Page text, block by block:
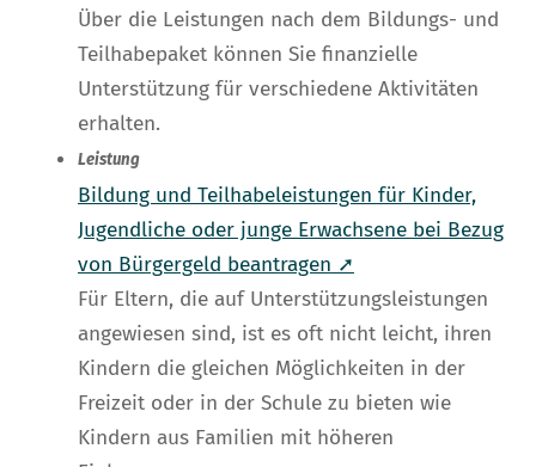
Über die Leistungen nach dem Bildungs- und
Teilhabepaket können Sie finanzielle
Unterstützung für verschiedene Aktivitäten
erhalten.
Leistung
Bildung und Teilhabeleistungen für Kinder,
Jugendliche oder junge Erwachsene bei Bezug
von Bürgergeld beantragen ➚
Für Eltern, die auf Unterstützungsleistungen
angewiesen sind, ist es oft nicht leicht, ihren
Kindern die gleichen Möglichkeiten in der
Freizeit oder in der Schule zu bieten wie
Kindern aus Familien mit höheren